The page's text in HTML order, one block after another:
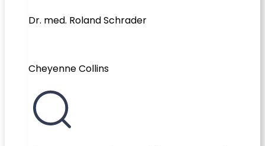
Dr. med. Roland Schrader
Cheyenne Collins